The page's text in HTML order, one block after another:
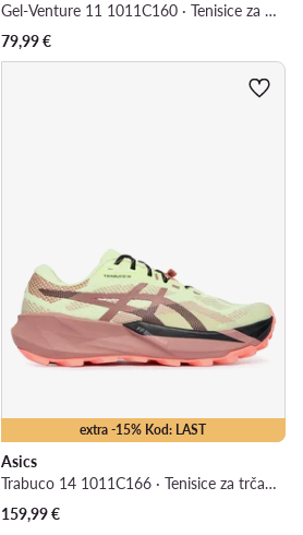
Gel-Venture 11 1011C160 · Tenisice za trčanje
79,99€
extra -15% Kod: LAST
Asics
Trabuco 14 1011C166 · Tenisice za trčanje
159,99€